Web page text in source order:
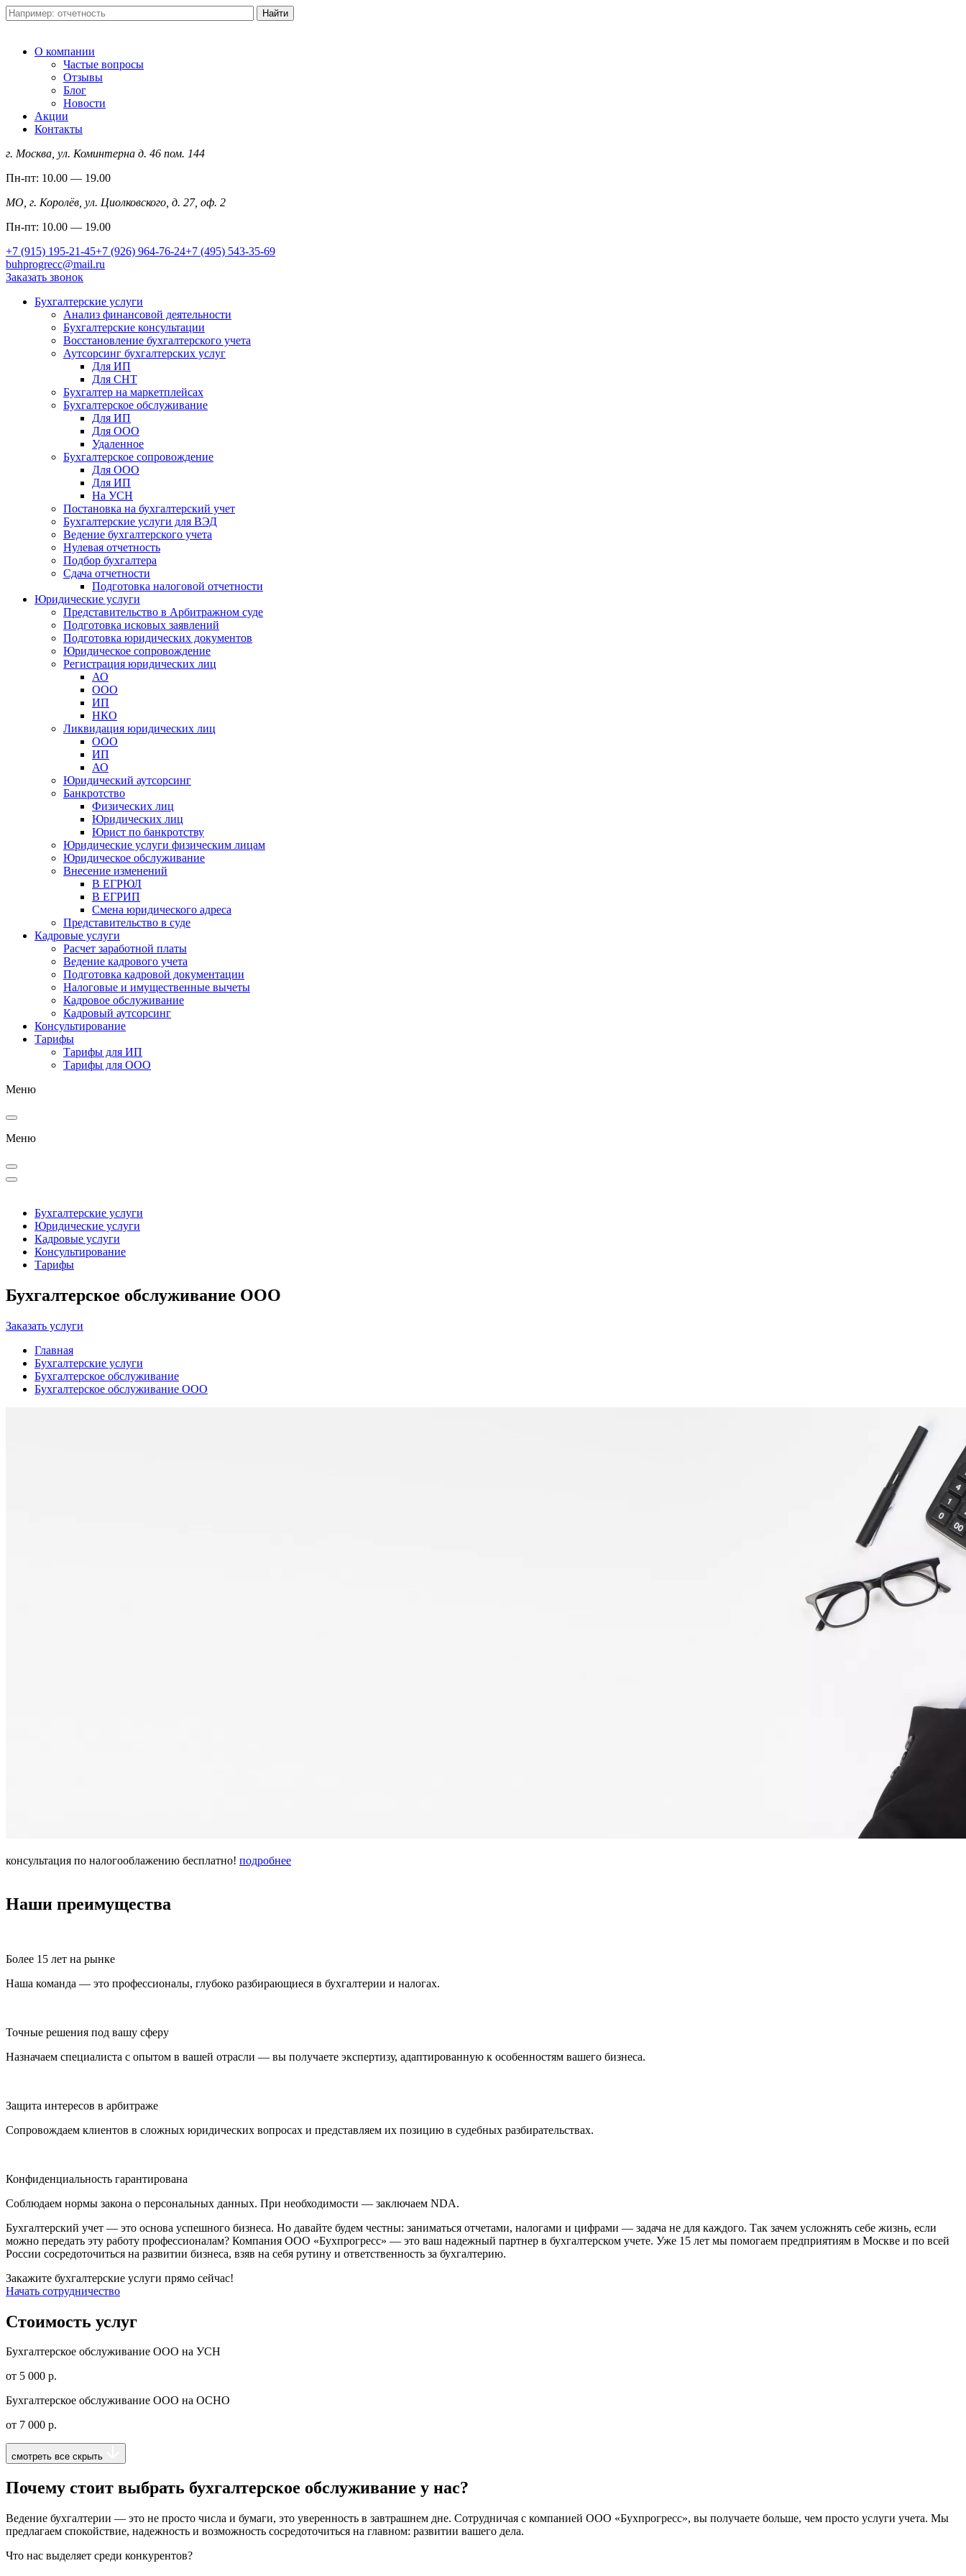
О компании
Частые вопросы
Отзывы
Блог
Новости
Акции
Контакты
г. Москва, ул. Коминтерна д. 46 пом. 144
Пн-пт: 10.00 — 19.00
МО, г. Королёв, ул. Циолковского, д. 27, оф. 2
Пн-пт: 10.00 — 19.00
+7 (915) 195-21-45+7 (926) 964-76-24+7 (495) 543-35-69
buhprogrecc@mail.ru
Заказать звонок
Бухгалтерские услуги
Анализ финансовой деятельности
Бухгалтерские консультации
Восстановление бухгалтерского учета
Аутсорсинг бухгалтерских услуг
Для ИП
Для СНТ
Бухгалтер на маркетплейсах
Бухгалтерское обслуживание
Для ИП
Для ООО
Удаленное
Бухгалтерское сопровождение
Для ООО
Для ИП
На УСН
Постановка на бухгалтерский учет
Бухгалтерские услуги для ВЭД
Ведение бухгалтерского учета
Нулевая отчетность
Подбор бухгалтера
Сдача отчетности
Подготовка налоговой отчетности
Юридические услуги
Представительство в Арбитражном суде
Подготовка исковых заявлений
Подготовка юридических документов
Юридическое сопровождение
Регистрация юридических лиц
АО
ООО
ИП
НКО
Ликвидация юридических лиц
ООО
ИП
АО
Юридический аутсорсинг
Банкротство
Физических лиц
Юридических лиц
Юрист по банкротству
Юридические услуги физическим лицам
Юридическое обслуживание
Внесение изменений
В ЕГРЮЛ
В ЕГРИП
Смена юридического адреса
Представительство в суде
Кадровые услуги
Расчет заработной платы
Ведение кадрового учета
Подготовка кадровой документации
Налоговые и имущественные вычеты
Кадровое обслуживание
Кадровый аутсорсинг
Консультирование
Тарифы
Тарифы для ИП
Тарифы для ООО
Меню
Меню
Бухгалтерские услуги
Юридические услуги
Кадровые услуги
Консультирование
Тарифы
Бухгалтерское обслуживание ООО
Заказать услуги
Главная
Бухгалтерские услуги
Бухгалтерское обслуживание
Бухгалтерское обслуживание ООО
консультация по налогооблажению бесплатно! подробнее
Наши преимущества
Более 15 лет на рынке
Наша команда — это профессионалы, глубоко разбирающиеся в бухгалтерии и налогах.
Точные решения под вашу сферу
Назначаем специалиста с опытом в вашей отрасли — вы получаете экспертизу, адаптированную к особенностям вашего бизнеса.
Защита интересов в арбитраже
Сопровождаем клиентов в сложных юридических вопросах и представляем их позицию в судебных разбирательствах.
Конфиденциальность гарантирована
Соблюдаем нормы закона о персональных данных. При необходимости — заключаем NDA.
Бухгалтерский учет — это основа успешного бизнеса. Но давайте будем честны: заниматься отчетами, налогами и цифрами — задача не для каждого. Так зачем усложнять себе жизнь, если
можно передать эту работу профессионалам? Компания ООО «Бухпрогресс» — это ваш надежный партнер в бухгалтерском учете. Уже 15 лет мы помогаем предприятиям в Москве и по всей
России сосредоточиться на развитии бизнеса, взяв на себя рутину и ответственность за бухгалтерию.
Закажите бухгалтерские услуги прямо сейчас!
Начать сотрудничество
Стоимость услуг
Бухгалтерское обслуживание ООО на УСН
от 5 000 р.
Бухгалтерское обслуживание ООО на ОСНО
от 7 000 р.
смотреть все скрыть
Почему стоит выбрать бухгалтерское обслуживание у нас?
Ведение бухгалтерии — это не просто числа и бумаги, это уверенность в завтрашнем дне. Сотрудничая с компанией ООО «Бухпрогресс», вы получаете больше, чем просто услуги учета. Мы
предлагаем спокойствие, надежность и возможность сосредоточиться на главном: развитии вашего дела.
Что нас выделяет среди конкурентов?